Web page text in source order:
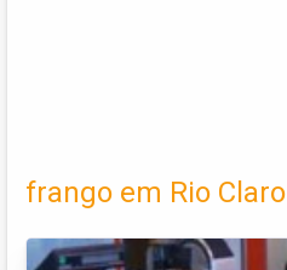
frango em Rio Claro